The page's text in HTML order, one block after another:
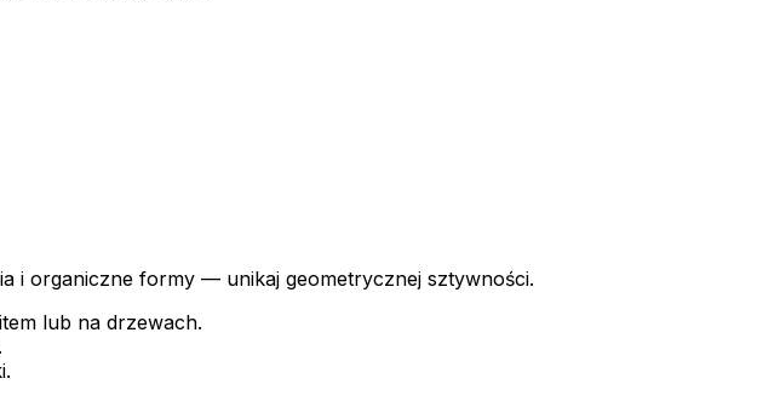
i organiczne formy — unikaj geometrycznej sztywności.
lub na drzewach.